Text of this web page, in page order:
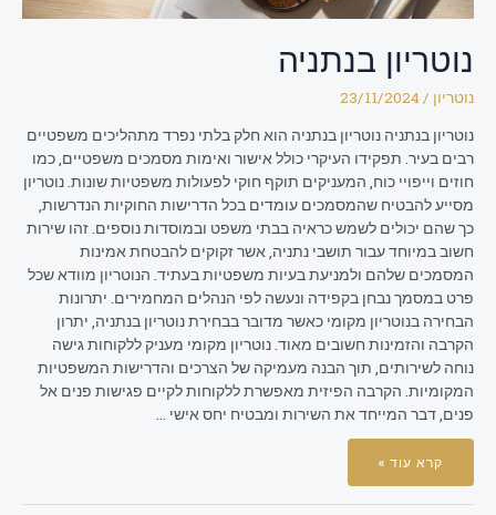
נוטריון בנתניה
נוטריון /
23/11/2024
נוטריון בנתניה נוטריון בנתניה הוא חלק בלתי נפרד מתהליכים משפטיים
רבים בעיר. תפקידו העיקרי כולל אישור ואימות מסמכים משפטיים, כמו
חוזים וייפויי כוח, המעניקים תוקף חוקי לפעולות משפטיות שונות. נוטריון
מסייע להבטיח שהמסמכים עומדים בכל הדרישות החוקיות הנדרשות,
כך שהם יכולים לשמש כראיה בבתי משפט ובמוסדות נוספים. זהו שירות
חשוב במיוחד עבור תושבי נתניה, אשר זקוקים להבטחת אמינות
המסמכים שלהם ולמניעת בעיות משפטיות בעתיד. הנוטריון מוודא שכל
פרט במסמך נבחן בקפידה ונעשה לפי הנהלים המחמירים. יתרונות
הבחירה בנוטריון מקומי כאשר מדובר בבחירת נוטריון בנתניה, יתרון
הקרבה והזמינות חשובים מאוד. נוטריון מקומי מעניק ללקוחות גישה
נוחה לשירותים, תוך הבנה מעמיקה של הצרכים והדרישות המשפטיות
המקומיות. הקרבה הפיזית מאפשרת ללקוחות לקיים פגישות פנים אל
פנים, דבר המייחד את השירות ומבטיח יחס אישי …
קרא עוד »